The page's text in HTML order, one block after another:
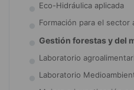
Eco-Hidráulica aplicada
Formación para el sector
Gestión forestas y del
Laboratorio
Laboratorio